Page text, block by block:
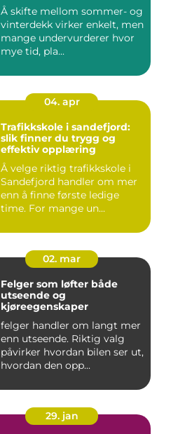
Å skifte mellom sommer- og
vinterdekk virker enkelt, men
mange undervurderer hvor
mye tid, pla...
04. apr
Trafikkskole i sandefjord:
slik finner du trygg og
effektiv opplæring
Å velge riktig trafikkskole i
Sandefjord handler om mer
enn å finne første ledige
time. For mange un...
02. mar
Felger som løfter både
utseende og
kjøreegenskaper
felger handler om langt mer
enn utseende. Riktig valg
påvirker hvordan bilen ser ut,
hvordan den opp...
29. jan